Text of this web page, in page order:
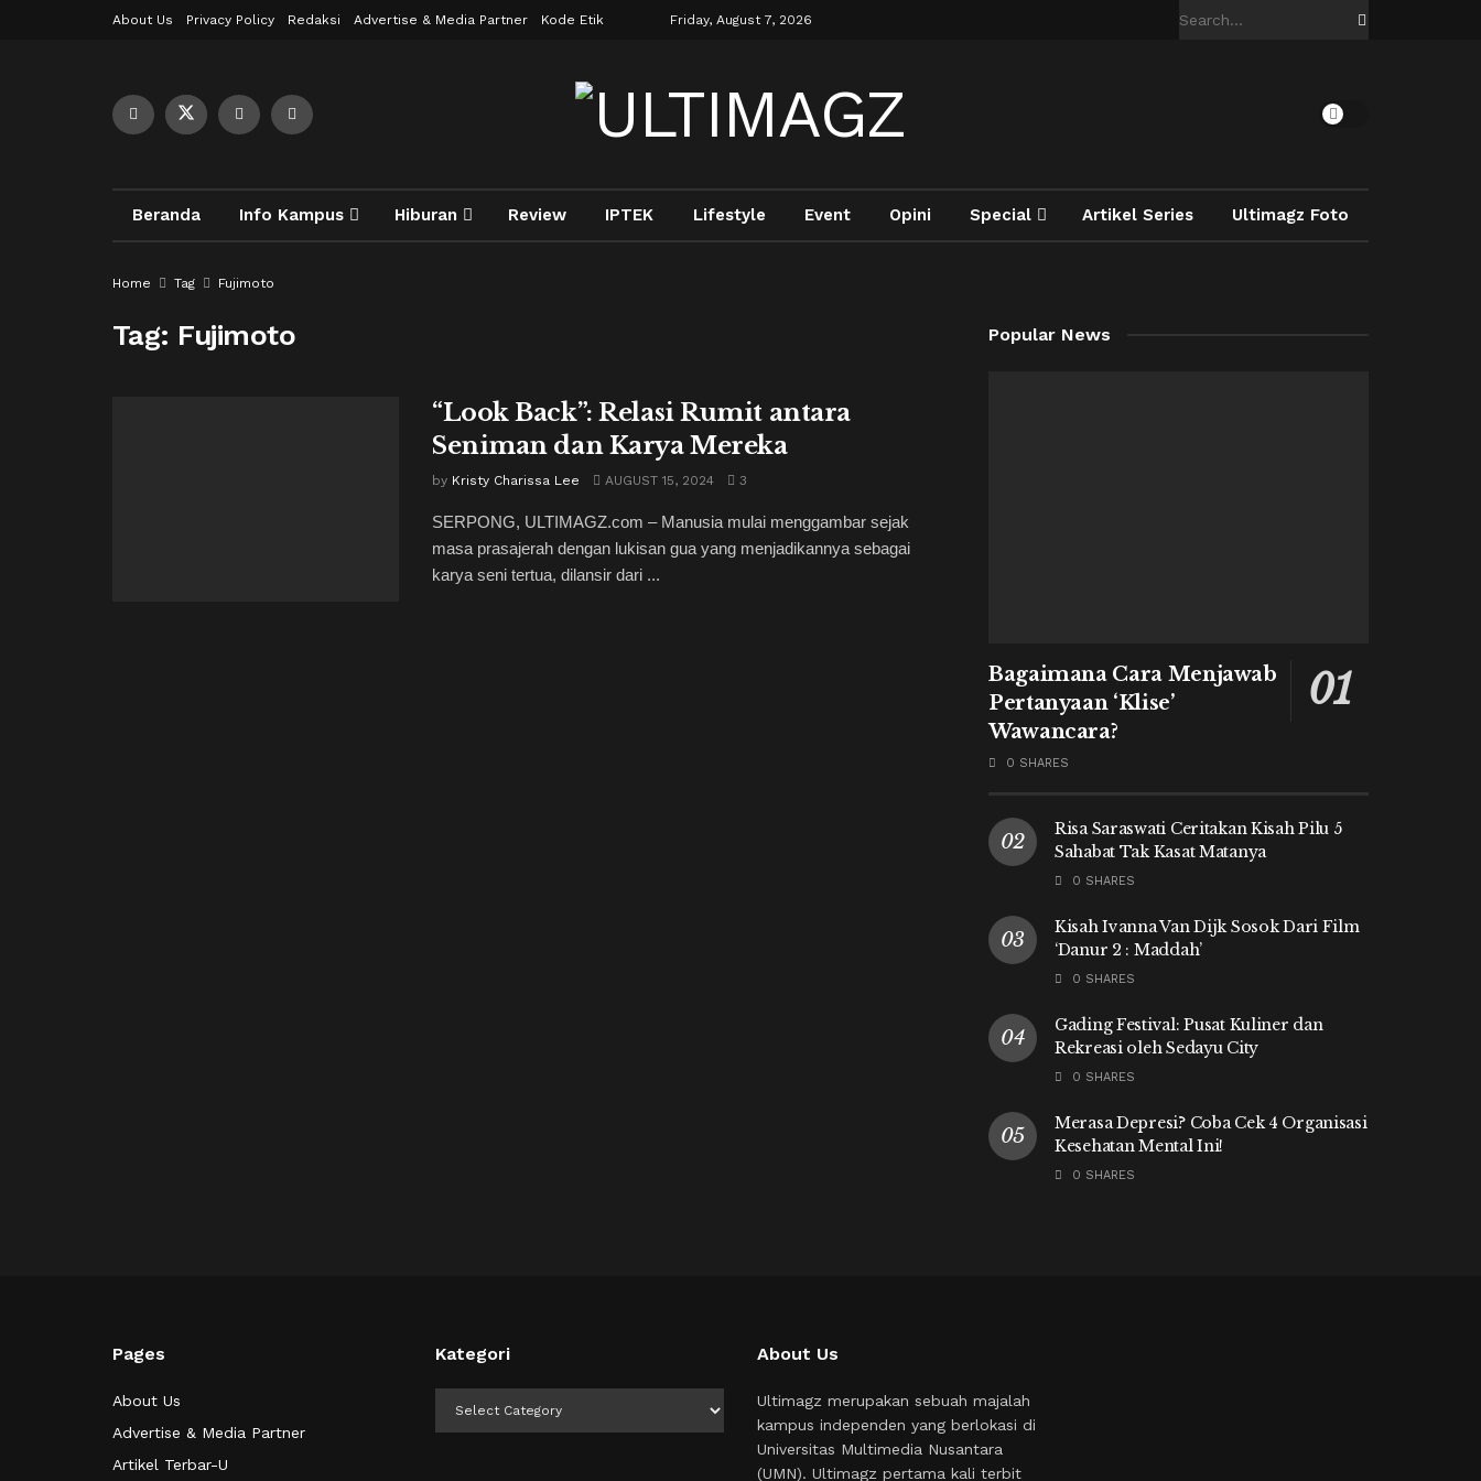
About Us Privacy Policy Redaksi Advertise & Media Partner Kode Etik Friday, August 7, 2026
Beranda Info Kampus Hiburan Review IPTEK Lifestyle Event Opini Special Artikel Series Ultimagz Foto
Home Tag Fujimoto
Tag: Fujimoto
“Look Back”: Relasi Rumit antara
Seniman dan Karya Mereka
by Kristy Charissa Lee AUGUST 15, 2024 3
SERPONG, ULTIMAGZ.com – Manusia mulai menggambar sejak
masa prasajerah dengan lukisan gua yang menjadikannya sebagai
karya seni tertua, dilansir dari ...
Popular News
Bagaimana Cara Menjawab
Pertanyaan ‘Klise’
Wawancara?
0 SHARES
Risa Saraswati Ceritakan Kisah Pilu 5
Sahabat Tak Kasat Matanya
0 SHARES
Kisah Ivanna Van Dijk Sosok Dari Film
‘Danur 2 : Maddah’
0 SHARES
Gading Festival: Pusat Kuliner dan
Rekreasi oleh Sedayu City
0 SHARES
Merasa Depresi? Coba Cek 4 Organisasi
Kesehatan Mental Ini!
0 SHARES
Pages
About Us
Advertise & Media Partner
Artikel Terbar-U
Kategori About Us
Ultimagz merupakan sebuah majalah
kampus independen yang berlokasi di
Universitas Multimedia Nusantara
(UMN). Ultimagz pertama kali terbit